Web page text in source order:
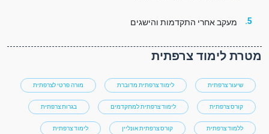
מעקב אחרי התקדמות והישגים
מטרת לימוד צרפתית
שיעור צרפתית לימוד צרפתית מדוברת מורה פרטי לצרפתית
קורס צרפתית לימוד צרפתית למתקדמים בגרות צרפתית
ללמוד צרפתית קורס צרפתית אונליין לימוד צרפתית